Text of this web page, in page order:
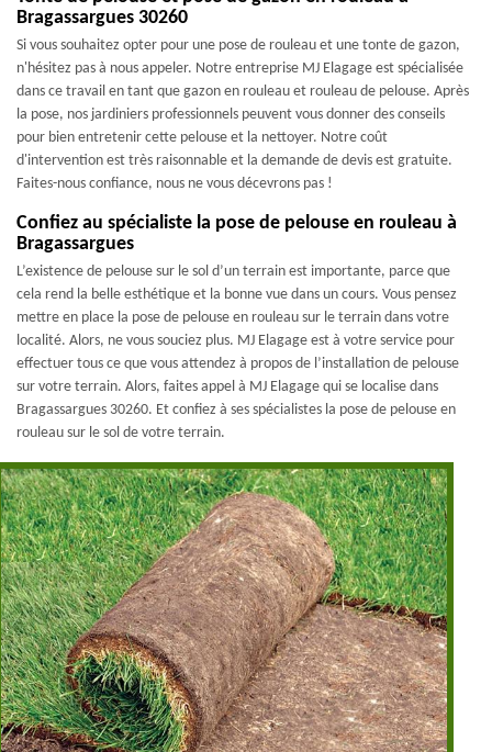
Bragassargues 30260
Si vous souhaitez opter pour une pose de rouleau et une tonte de gazon,
n'hésitez pas à nous appeler. Notre entreprise MJ Elagage est spécialisée
dans ce travail en tant que gazon en rouleau et rouleau de pelouse. Après
la pose, nos jardiniers professionnels peuvent vous donner des conseils
pour bien entretenir cette pelouse et la nettoyer. Notre coût
d'intervention est très raisonnable et la demande de devis est gratuite.
Faites-nous confiance, nous ne vous décevrons pas !
Confiez au spécialiste la pose de pelouse en rouleau à
Bragassargues
L’existence de pelouse sur le sol d’un terrain est importante, parce que
cela rend la belle esthétique et la bonne vue dans un cours. Vous pensez
mettre en place la pose de pelouse en rouleau sur le terrain dans votre
localité. Alors, ne vous souciez plus. MJ Elagage est à votre service pour
effectuer tous ce que vous attendez à propos de l’installation de pelouse
sur votre terrain. Alors, faites appel à MJ Elagage qui se localise dans
Bragassargues 30260. Et confiez à ses spécialistes la pose de pelouse en
rouleau sur le sol de votre terrain.